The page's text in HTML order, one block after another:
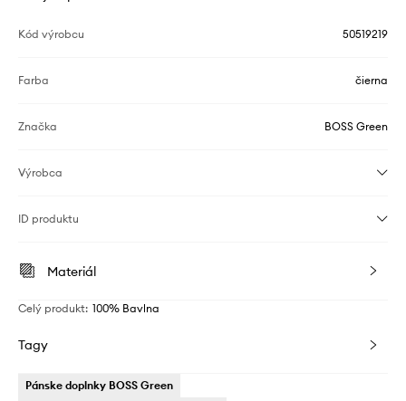
Kód výrobcu 50519219
Farba čierna
Značka BOSS Green
Výrobca
ID produktu
Materiál
Celý produkt: 100% Bavlna
Tagy
Pánske doplnky BOSS Green